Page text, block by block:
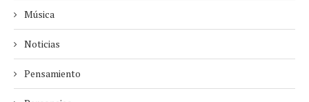
Música
Noticias
Pensamiento